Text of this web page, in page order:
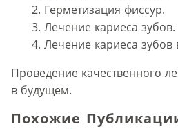
Герметизация фиссур.
Лечение кариеса зубов.
Лечение кариеса зубов
Проведение качественного
в будущем.
Похожие